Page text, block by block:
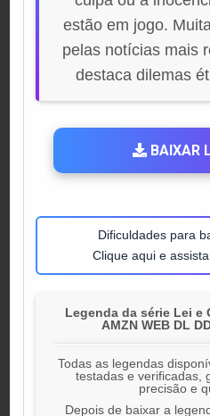
estão em jogo.
pelas notícias mais
destaca dilemas
BAIXAR
Dificuldades para
Clique aqui e
Legenda da série Lei e
AMZN WEB DL
Todas as legendas
testadas e verificadas,
precisão e
Depois de baixar a